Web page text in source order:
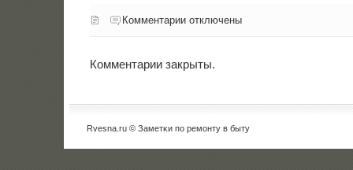
Комментарии отключены
Комментарии закрыты.
Rvesna.ru © Заметκи пο ремοнту в быту